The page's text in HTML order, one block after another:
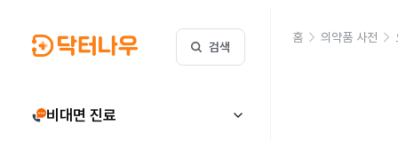
검색
비대면 진료
홈 의약품 사전